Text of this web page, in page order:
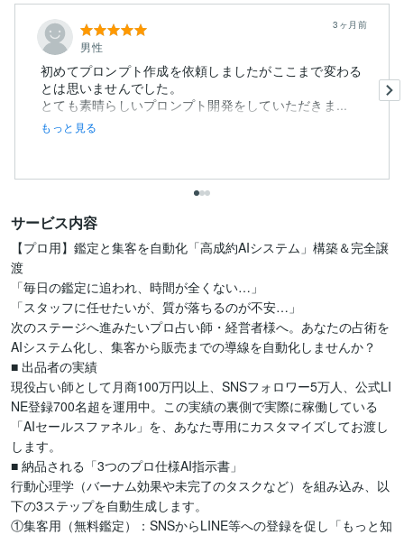
男性
3ヶ月前
初めてプロンプト作成を依頼しましたがここまで変わる
とは思いませんでした。
とても素晴らしいプロンプト開発をしていただきま...
もっと見る
サービス内容
【プロ用】鑑定と集客を自動化「高成約AIシステム」構築＆完全譲
渡
「毎日の鑑定に追われ、時間が全くない…」
「スタッフに任せたいが、質が落ちるのが不安…」
次のステージへ進みたいプロ占い師・経営者様へ。あなたの占術を
AIシステム化し、集客から販売までの導線を自動化しませんか？
■ 出品者の実績
現役占い師として月商100万円以上、SNSフォロワー5万人、公式LI
NE登録700名超を運用中。この実績の裏側で実際に稼働している
「AIセールスファネル」を、あなた専用にカスタマイズしてお渡し
します。
■ 納品される「3つのプロ仕様AI指示書」
行動心理学（バーナム効果や未完了のタスクなど）を組み込み、以
下の3ステップを自動生成します。
①集客用（無料鑑定）：SNSからLINE等への登録を促し「もっと知